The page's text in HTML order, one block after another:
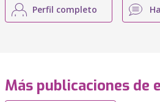
Perfil completo
Más publicaciones de